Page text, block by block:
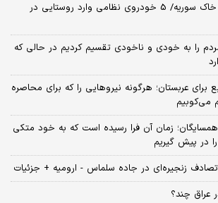
حمله جدید اسرائیل به خاک سوریه/ 5 خودروی نظامی وارد روستایی در
را به خودی و ناخودی تقسیم کردیم در حالی که
عربستان؛ هرگونه نیروهایی را که برای محاصره
می‌کوبیم
زمان آن فرا رسیده است که به خود متکی
در پیش گیریم
عراق چند؟